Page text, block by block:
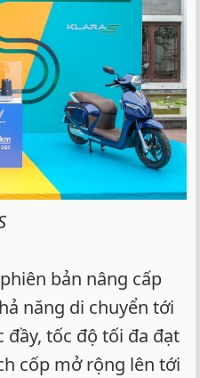
bản nâng cấp
năng di chuyển tới
đầy, tốc độ tối đa đạt
cốp mở rộng lên tới